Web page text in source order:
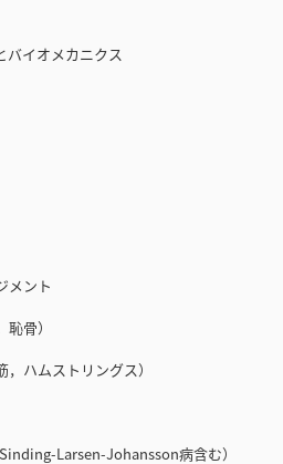
イオメカニクス
ント
骨）
ハムストリングス）
Larsen-Johansson病含む）